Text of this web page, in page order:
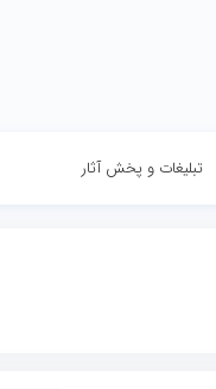
تبلیغات و پخش آثار